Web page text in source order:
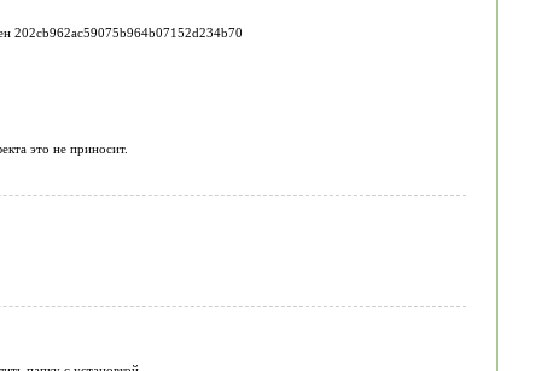
202cb962ac59075b964b07152d234b70
это не приносит.